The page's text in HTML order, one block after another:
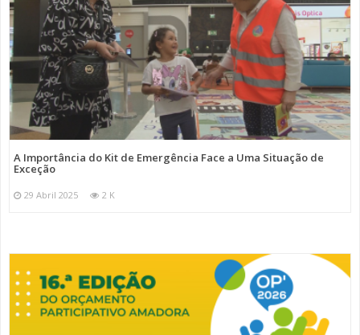
A Importância do Kit de Emergência Face a Uma Situação de
Exceção
29 Abril 2025 2 K